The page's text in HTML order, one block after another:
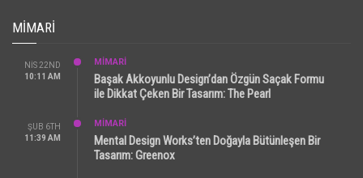
MIMARI
NIS 22ND
10:11 AM
MİMARİ
Başak Akkoyunlu Design’dan Özgün Saçak Formu
ile Dikkat Çeken Bir Tasarım: The Pearl
ŞUB 6TH
11:39 AM
MİMARİ
Mental Design Works’ten Doğayla Bütünleşen Bir
Tasarım: Greenox